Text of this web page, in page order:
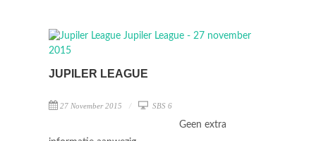
JUPILER LEAGUE
27 November 2015 SBS 6
Geen extra